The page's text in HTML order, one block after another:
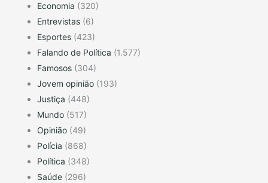
Economia (320)
Entrevistas (6)
Esportes (423)
Falando de Política (1.577)
Famosos (304)
Jovem opinião (193)
Justiça (448)
Mundo (517)
Opinião (49)
Polícia (868)
Política (348)
Saúde (296)